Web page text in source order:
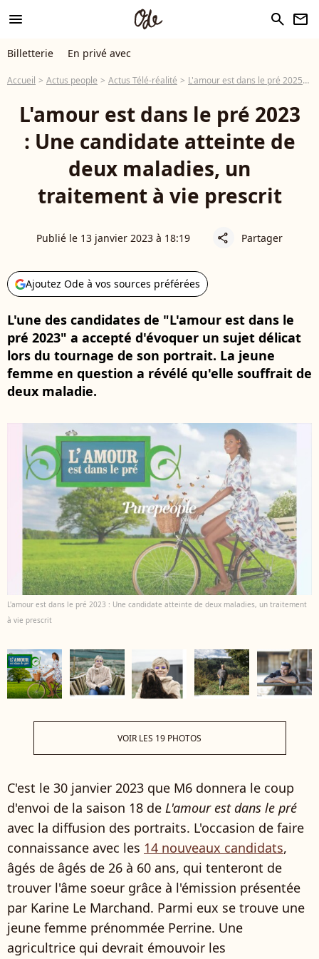
menu search newsletter
Billetterie En privé avec
Accueil Actus people Actus Télé-réalité L'amour est dans le pré 2025
L'amour est dans le pré 2023
: Une candidate atteinte de
deux maladies, un
traitement à vie prescrit
Publié le 13 janvier 2023 à 18:19 share Partager
Ajoutez Ode à vos sources préférées
L'une des candidates de "L'amour est dans le
pré 2023" a accepté d'évoquer un sujet délicat
lors du tournage de son portrait. La jeune
femme en question a révélé qu'elle souffrait de
deux maladie.
L'amour est dans le pré 2023 : Une candidate atteinte de deux maladies, un traitement
à vie prescrit
VOIR LES 19 PHOTOS
C'est le 30 janvier 2023 que M6 donnera le coup
d'envoi de la saison 18 de L'amour est dans le pré
avec la diffusion des portraits. L'occasion de faire
connaissance avec les 14 nouveaux candidats,
âgés de âgés de 26 à 60 ans, qui tenteront de
trouver l'âme soeur grâce à l'émission présentée
par Karine Le Marchand. Parmi eux se trouve une
jeune femme prénommée Perrine. Une
agricultrice qui devrait émouvoir les